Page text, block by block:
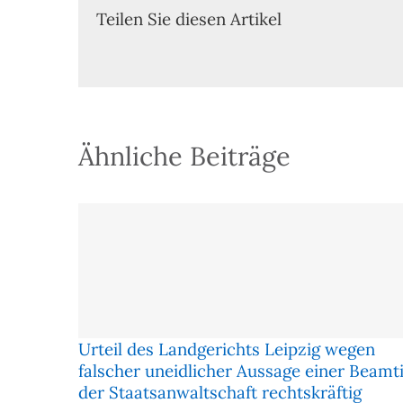
Teilen Sie diesen Artikel
Ähnliche Beiträge
Urteil des Landgerichts Leipzig wegen
falscher uneidlicher Aussage einer
der Staatsanwaltschaft rechtskräftig